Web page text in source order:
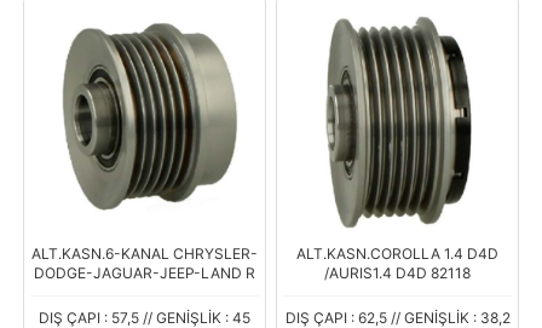
ALT.KASN.6-KANAL CHRYSLER-
DODGE-JAGUAR-JEEP-LAND R
DIŞ ÇAPI : 57,5 // GENİŞLİK : 45
ALT.KASN.COROLLA 1.4 D4D
/AURIS1.4 D4D 82118
DIŞ ÇAPI : 62,5 // GENİŞLİK : 38,2